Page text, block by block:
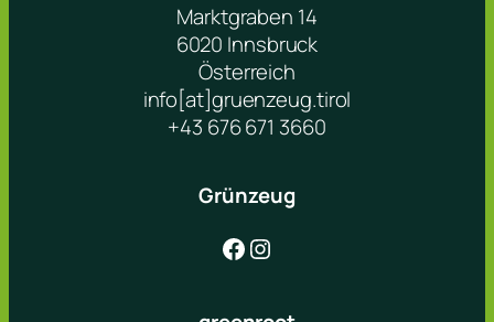
Marktgraben 14
6020 Innsbruck
Österreich
info[at]gruenzeug.tirol
+43 676 671 3660
Grünzeug
Facebook Instagram